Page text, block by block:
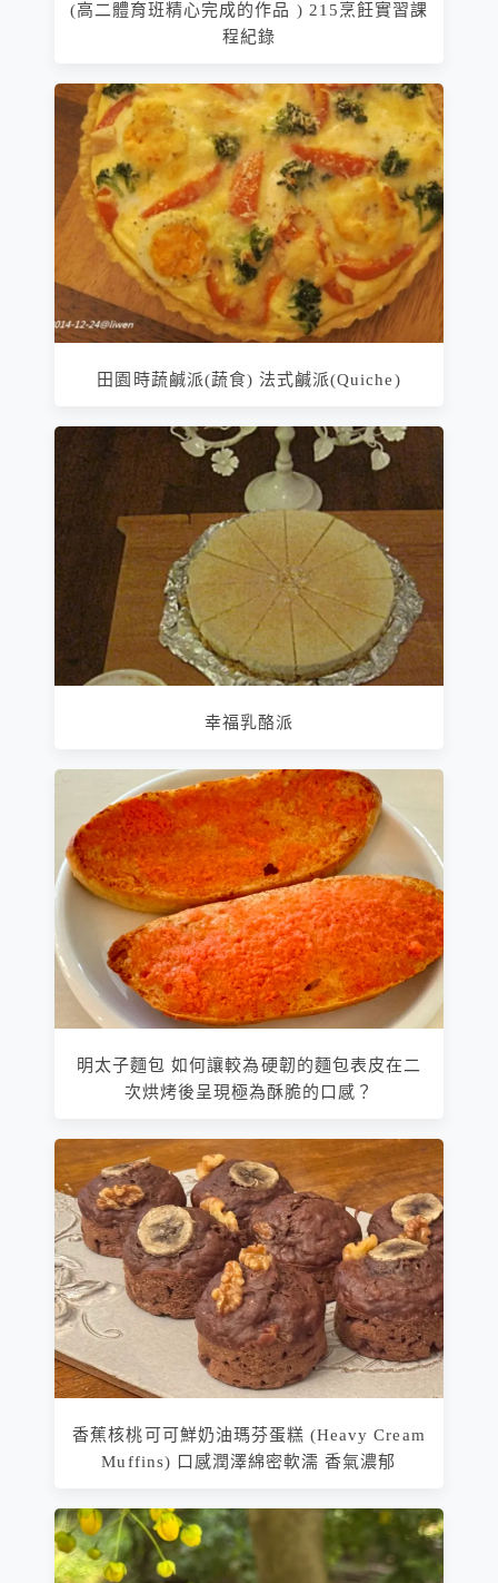
(高二體育班精心完成的作品 ) 215烹飪實習課
程紀錄
田園時蔬鹹派(蔬食) 法式鹹派(Quiche)
幸福乳酪派
明太子麵包 如何讓較為硬韌的麵包表皮在二
次烘烤後呈現極為酥脆的口感？
香蕉核桃可可鮮奶油瑪芬蛋糕 (Heavy Cream
Muffins) 口感潤澤綿密軟濡 香氣濃郁